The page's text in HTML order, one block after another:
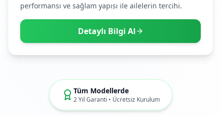
performansı ve sağlam yapısı ile ailelerin tercihi.
Detaylı Bilgi Al
Tüm Modellerde
2 Yıl Garanti • Ücretsiz Kurulum